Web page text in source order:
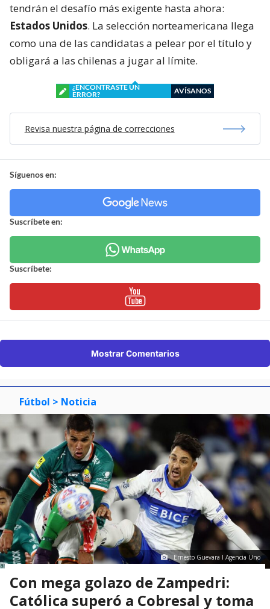
tendrán el desafío más exigente hasta ahora:
Estados Unidos. La selección norteamericana llega
como una de las candidatas a pelear por el título y
obligará a las chilenas a jugar al límite.
¿ENCONTRASTE UN
ERROR?
AVÍSANOS
Revisa nuestra página de correcciones
Síguenos en:
Suscríbete en:
Suscríbete:
Mostrar Comentarios
Fútbol > Noticia
Ernesto Guevara I Agencia Uno
Con mega golazo de Zampedri:
Católica superó a Cobresal y toma